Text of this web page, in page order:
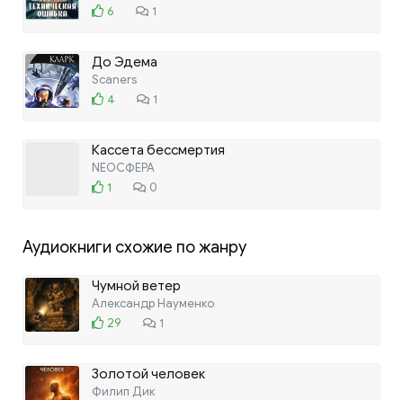
6
1
До Эдема
Scaners
4
1
Кассета бессмертия
NEOСФЕРА
1
0
Аудиокниги схожие по жанру
Чумной ветер
Александр Науменко
29
1
Золотой человек
Филип Дик